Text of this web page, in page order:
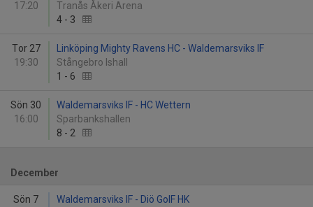
17:20
Tranås Åkeri Arena
4 - 3
Tor 27
19:30
Linköping Mighty Ravens HC - Waldemarsviks IF
Stångebro Ishall
1 - 6
Sön 30
16:00
Waldemarsviks IF - HC Wettern
Sparbankshallen
8 - 2
December
Sön 7
Waldemarsviks IF - Diö GoIF HK